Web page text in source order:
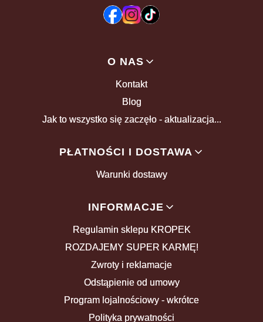
O NAS
Kontakt
Blog
Jak to wszystko się zaczęło - aktualizacja...
PŁATNOŚCI I DOSTAWA
Warunki dostawy
INFORMACJE
Regulamin sklepu KROPEK
ROZDAJEMY SUPER KARMĘ!
Zwroty i reklamacje
Odstąpienie od umowy
Program lojalnościowy - wkrótce
Polityka prywatności